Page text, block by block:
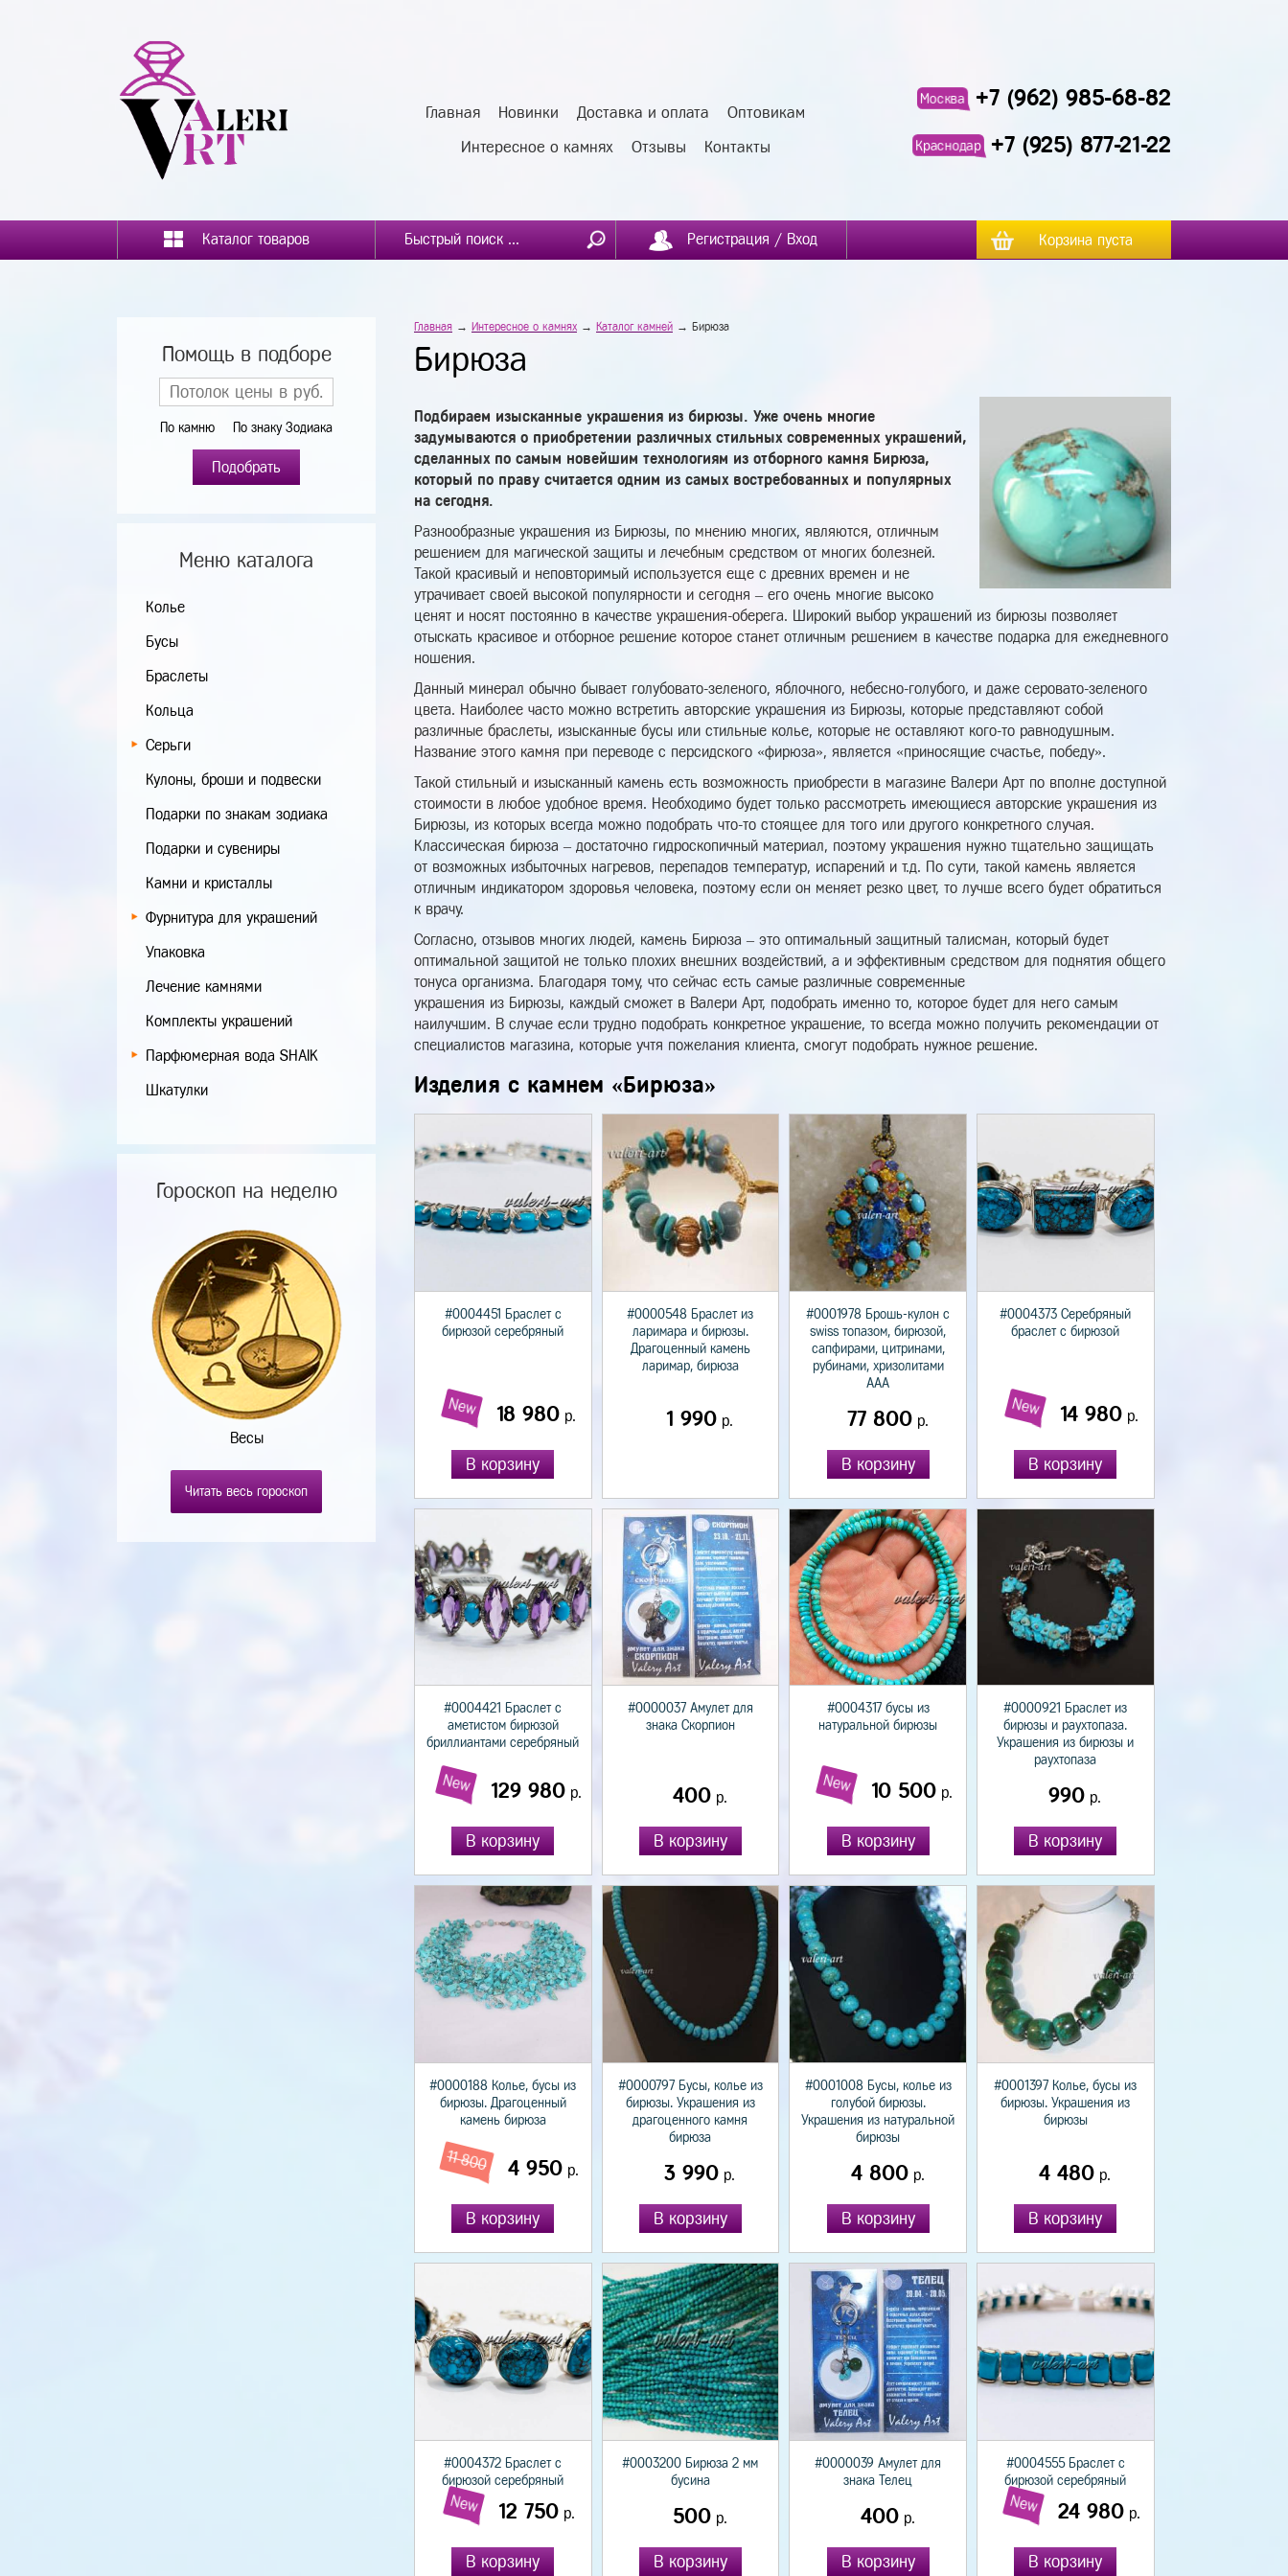
Главная Новинки Доставка и оплата Оптовикам
Интересное о камнях Отзывы Контакты
Москва +7 (962) 985-68-82
Краснодар +7 (925) 877-21-22
Каталог товаров Регистрация / Вход Корзина пуста
Помощь в подборе
По камню По знаку Зодиака
Подобрать
Меню каталога
Колье
Бусы
Браслеты
Кольца
Серьги
Кулоны, броши и подвески
Подарки по знакам зодиака
Подарки и сувениры
Камни и кристаллы
Фурнитура для украшений
Упаковка
Лечение камнями
Комплекты украшений
Парфюмерная вода SHAIK
Шкатулки
Гороскоп на неделю
Весы
Читать весь гороскоп
Главная → Интересное о камнях → Каталог камней → Бирюза
Бирюза
Подбираем изысканные украшения из бирюзы. Уже очень многие
задумываются о приобретении различных стильных современных украшений,
сделанных по самым новейшим технологиям из отборного камня Бирюза,
который по праву считается одним из самых востребованных и популярных
на сегодня.
Разнообразные украшения из Бирюзы, по мнению многих, являются, отличным
решением для магической защиты и лечебным средством от многих болезней.
Такой красивый и неповторимый используется еще с древних времен и не
утрачивает своей высокой популярности и сегодня – его очень многие высоко
ценят и носят постоянно в качестве украшения-оберега. Широкий выбор украшений из бирюзы позволяет
отыскать красивое и отборное решение которое станет отличным решением в качестве подарка для ежедневного
ношения.
Данный минерал обычно бывает голубовато-зеленого, яблочного, небесно-голубого, и даже серовато-зеленого
цвета. Наиболее часто можно встретить авторские украшения из Бирюзы, которые представляют собой
различные браслеты, изысканные бусы или стильные колье, которые не оставляют кого-то равнодушным.
Название этого камня при переводе с персидского «фирюза», является «приносящие счастье, победу».
Такой стильный и изысканный камень есть возможность приобрести в магазине Валери Арт по вполне доступной
стоимости в любое удобное время. Необходимо будет только рассмотреть имеющиеся авторские украшения из
Бирюзы, из которых всегда можно подобрать что-то стоящее для того или другого конкретного случая.
Классическая бирюза – достаточно гидроскопичный материал, поэтому украшения нужно тщательно защищать
от возможных избыточных нагревов, перепадов температур, испарений и т.д. По сути, такой камень является
отличным индикатором здоровья человека, поэтому если он меняет резко цвет, то лучше всего будет обратиться
к врачу.
Согласно, отзывов многих людей, камень Бирюза – это оптимальный защитный талисман, который будет
оптимальной защитой не только плохих внешних воздействий, а и эффективным средством для поднятия общего
тонуса организма. Благодаря тому, что сейчас есть самые различные современные
украшения из Бирюзы, каждый сможет в Валери Арт, подобрать именно то, которое будет для него самым
наилучшим. В случае если трудно подобрать конкретное украшение, то всегда можно получить рекомендации от
специалистов магазина, которые учтя пожелания клиента, смогут подобрать нужное решение.
Изделия с камнем «Бирюза»
#0004451 Браслет с
бирюзой серебряный
New 18 980 р.
В корзину
#0000548 Браслет из
ларимара и бирюзы.
Драгоценный камень
ларимар, бирюза
1 990 р.
#0001978 Брошь-кулон с
swiss топазом, бирюзой,
сапфирами, цитринами,
рубинами, хризолитами
ААА
77 800р.
В корзину
#0004373 Серебряный
браслет с бирюзой
New 14 980р.
В корзину
#0004421 Браслет с
аметистом бирюзой
бриллиантами серебряный
New 129 980 р.
В корзину
#0000037 Амулет для
знака Скорпион
400р.
В корзину
#0004317 бусы из
натуральной бирюзы
New 10 500р.
В корзину
#0000921 Браслет из
бирюзы и раухтопаза.
Украшения из бирюзы и
раухтопаза
990 р.
В корзину
#0000188 Колье, бусы из
бирюзы. Драгоценный
камень бирюза
11 800 4 950р.
В корзину
#0000797 Бусы, колье из
бирюзы. Украшения из
драгоценного камня
бирюза
3 990 р.
В корзину
#0001008 Бусы, колье из
голубой бирюзы.
Украшения из натуральной
бирюзы
4 800р.
В корзину
#0001397 Колье, бусы из
бирюзы. Украшения из
бирюзы
4 480 р.
В корзину
#0004372 Браслет с
бирюзой серебряный
New 12 750р.
В корзину
#0003200 Бирюза 2 мм
бусина
500р.
В корзину
#0000039 Амулет для
знака Телец
400р.
В корзину
#0004555 Браслет с
бирюзой серебряный
New 24 980р.
В корзину